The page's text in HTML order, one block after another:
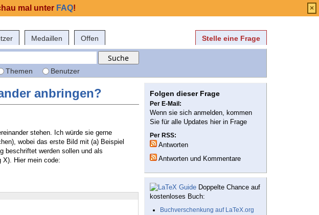
Medaillen Offen Stelle eine Frage
Themen Benutzer
anbringen?
stehen. Ich würde sie gerne
wobei das erste Bild mit (a) Beispiel
beschriftet werden sollen und als
X). Hier mein code:
Folgen dieser Frage
Per E-Mail:
Wenn sie sich anmelden, kommen
Sie für alle Updates hier in Frage
Per RSS:
Antworten
Antworten und Kommentare
Doppelte Chance auf
kostenloses Buch:
Buchverschenkung auf LaTeX.org
mal unter FAQ! ×